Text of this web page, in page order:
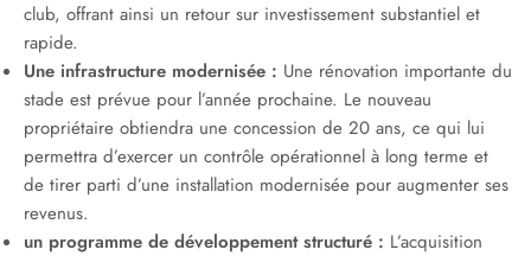
club, offrant ainsi un retour sur investissement substantiel et
rapide.
Une infrastructure modernisée : Une rénovation importante du
stade est prévue pour l’année prochaine. Le nouveau
propriétaire obtiendra une concession de 20 ans, ce qui lui
permettra d’exercer un contrôle opérationnel à long terme et
de tirer parti d’une installation modernisée pour augmenter ses
revenus.
un programme de développement structuré : L’acquisition